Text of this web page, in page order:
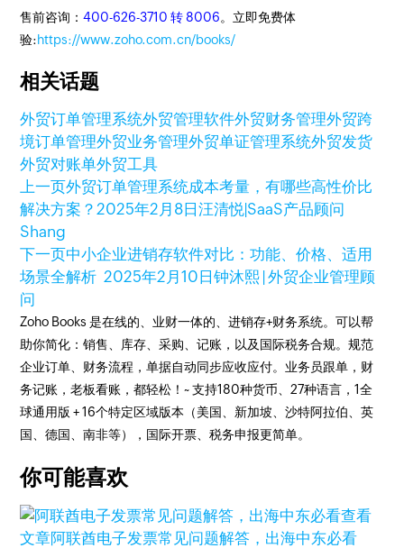
售前咨询：400-626-3710 转 8006。立即免费体
验:https://www.zoho.com.cn/books/
相关话题
外贸订单管理系统外贸管理软件外贸财务管理外贸跨
境订单管理外贸业务管理外贸单证管理系统外贸发货
外贸对账单外贸工具
上一页外贸订单管理系统成本考量，有哪些高性价比
解决方案？2025年2月8日汪清悦|SaaS产品顾问
Shang
下一页中小企业进销存软件对比：功能、价格、适用
场景全解析2025年2月10日钟沐熙 | 外贸企业管理顾
问
Zoho Books 是在线的、业财一体的、进销存+财务系统。可以帮
助你简化：销售、库存、采购、记账，以及国际税务合规。规范
企业订单、财务流程，单据自动同步应收应付。业务员跟单，财
务记账，老板看账，都轻松！~ 支持180种货币、27种语言，1全
球通用版 + 16个特定区域版本（美国、新加坡、沙特阿拉伯、英
国、德国、南非等），国际开票、税务申报更简单。
你可能喜欢
查看
文章阿联酋电子发票常见问题解答，出海中东必看